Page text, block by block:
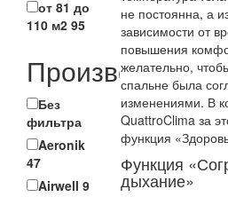
от 81 до
110 м2 95
Производитель
Без
фильтра
Aeronik
47
Airwell 9
не постоянна, а
зависимости от
повышения
желательно,
спальне была
изменениями. В
QuattroClima за
функция
Функция
дыхание»